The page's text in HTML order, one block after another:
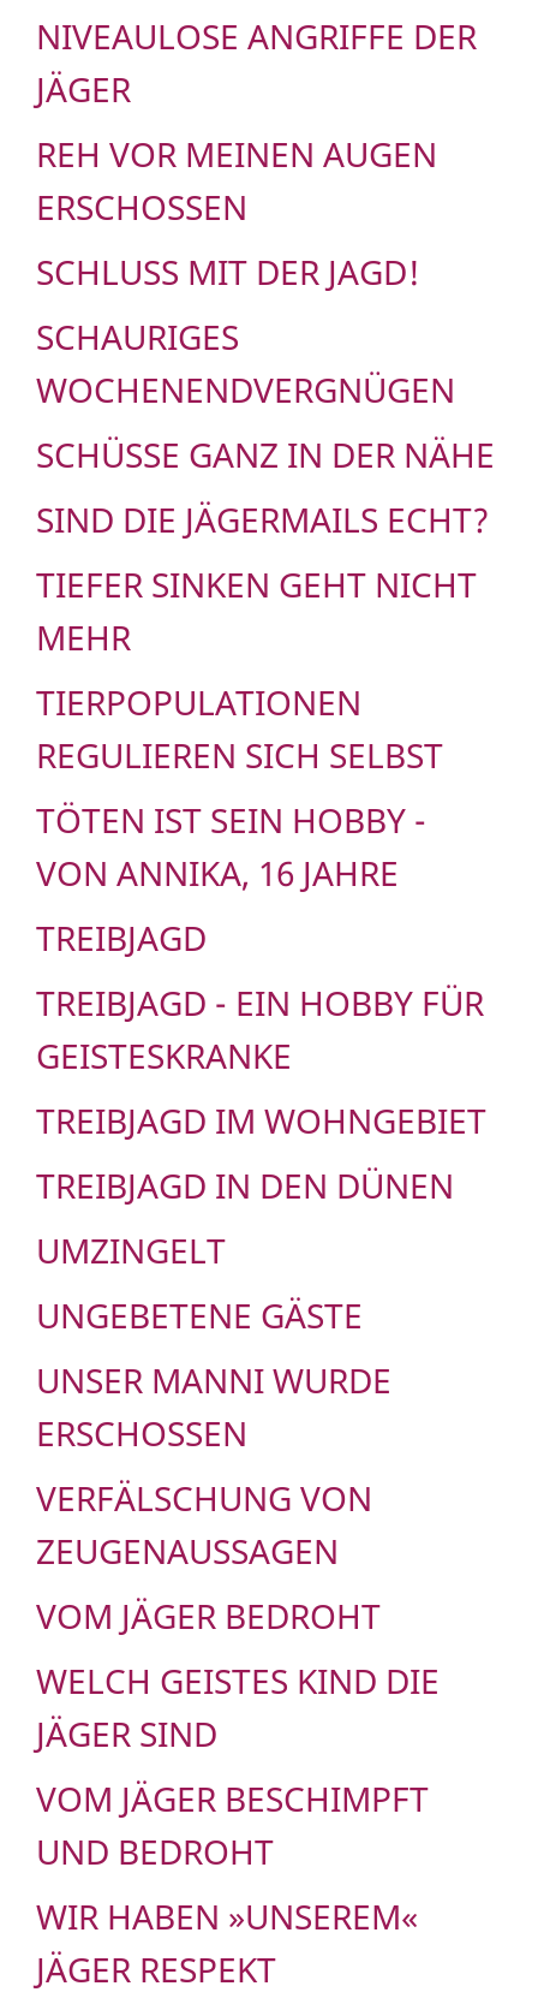
NIVEAULOSE ANGRIFFE DER
JÄGER
REH VOR MEINEN AUGEN
ERSCHOSSEN
SCHLUSS MIT DER JAGD!
SCHAURIGES
WOCHENENDVERGNÜGEN
SCHÜSSE GANZ IN DER NÄHE
SIND DIE JÄGERMAILS ECHT?
TIEFER SINKEN GEHT NICHT
MEHR
TIERPOPULATIONEN
REGULIEREN SICH SELBST
TÖTEN IST SEIN HOBBY -
VON ANNIKA, 16 JAHRE
TREIBJAGD
TREIBJAGD - EIN HOBBY FÜR
GEISTESKRANKE
TREIBJAGD IM WOHNGEBIET
TREIBJAGD IN DEN DÜNEN
UMZINGELT
UNGEBETENE GÄSTE
UNSER MANNI WURDE
ERSCHOSSEN
VERFÄLSCHUNG VON
ZEUGENAUSSAGEN
VOM JÄGER BEDROHT
WELCH GEISTES KIND DIE
JÄGER SIND
VOM JÄGER BESCHIMPFT
UND BEDROHT
WIR HABEN »UNSEREM«
JÄGER RESPEKT